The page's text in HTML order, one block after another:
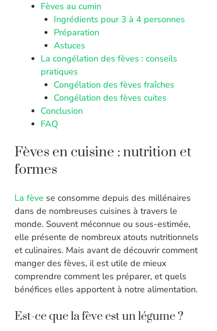
Fèves au cumin
Ingrédients pour 3 à 4 personnes
Préparation
Astuces
La congélation des fèves : conseils
pratiques
Congélation des fèves fraîches
Congélation des fèves cuites
Conclusion
FAQ
Fèves en cuisine : nutrition et
formes
La fève se consomme depuis des millénaires
dans de nombreuses cuisines à travers le
monde. Souvent méconnue ou sous-estimée,
elle présente de nombreux atouts nutritionnels
et culinaires. Mais avant de découvrir comment
manger des fèves, il est utile de mieux
comprendre comment les préparer, et quels
bénéfices elles apportent à notre alimentation.
Est-ce que la fève est un légume ?